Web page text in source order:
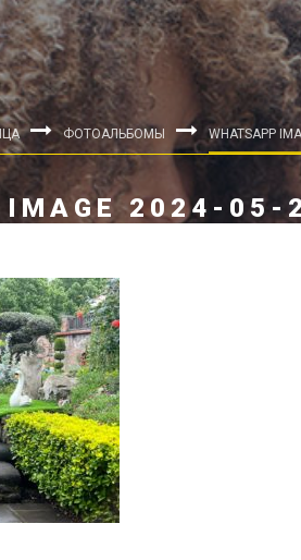
ФОТОАЛЬБОМЫ WHATSAPP
IMAGE 2024-